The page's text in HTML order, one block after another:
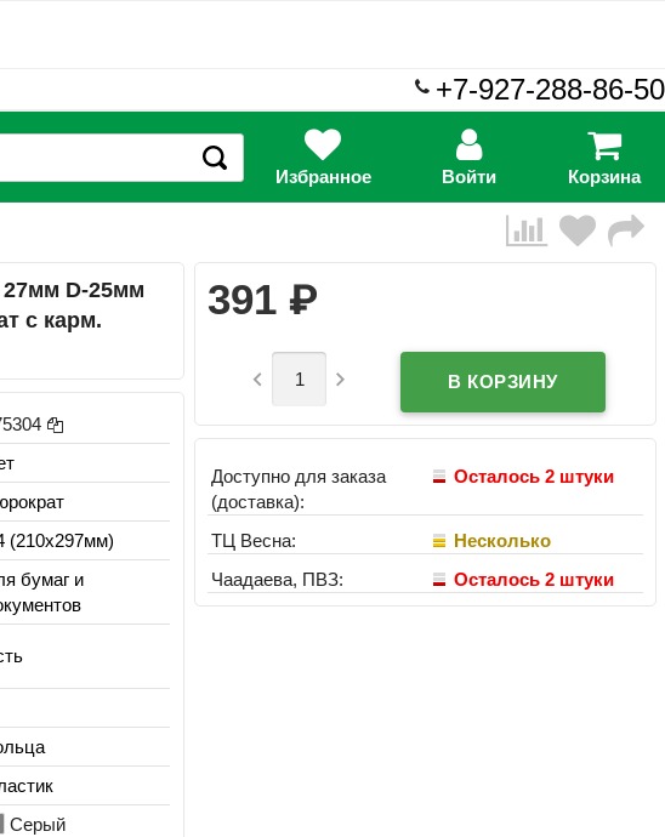
+7-927-288-86-50
Избранное Войти Корзина
27мм D-25мм
с карм.
(210x297мм)
бумаг и
Серый
391 ₽
 
Доступно для заказа
(доставка):
Осталось 2 штуки
ТЦ Весна:
Несколько
Чаадаева, ПВЗ:
Осталось 2 штуки